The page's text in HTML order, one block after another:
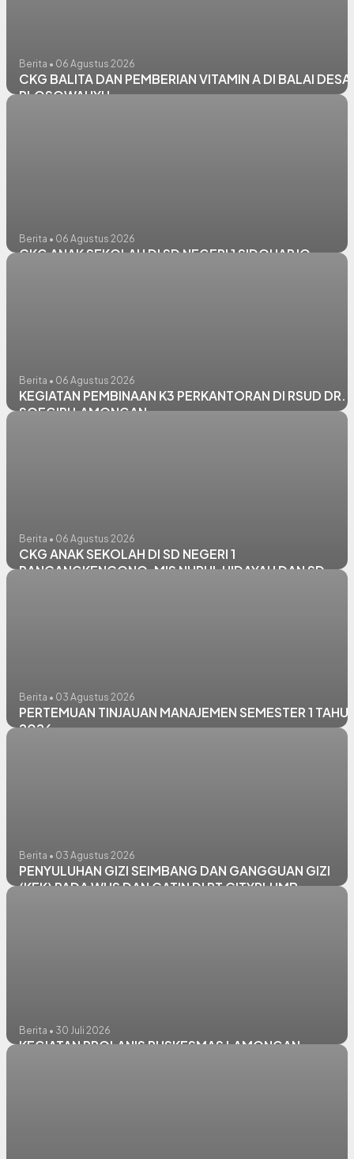
Berita • 06 Agustus 2026
CKG BALITA DAN PEMBERIAN VITAMIN A DI BALAI DESA
PLOSOWAHYU
Berita • 06 Agustus 2026
CKG ANAK SEKOLAH DI SD NEGERI 1 SIDOHARJO
Berita • 06 Agustus 2026
KEGIATAN PEMBINAAN K3 PERKANTORAN DI RSUD DR.
SOEGIRI LAMONGAN
Berita • 06 Agustus 2026
CKG ANAK SEKOLAH DI SD NEGERI 1
RANCANGKENCONO, MIS NURUL HIDAYAH DAN SD
Berita • 03 Agustus 2026
PERTEMUAN TINJAUAN MANAJEMEN SEMESTER 1
2026
Berita • 03 Agustus 2026
PENYULUHAN GIZI SEIMBANG DAN GANGGUAN GIZI
(KEK) PADA WUS DAN CATIN DI PT CITYPLUMB
Berita • 30 Juli 2026
KEGIATAN PROLANIS PUSKESMAS LAMONGAN